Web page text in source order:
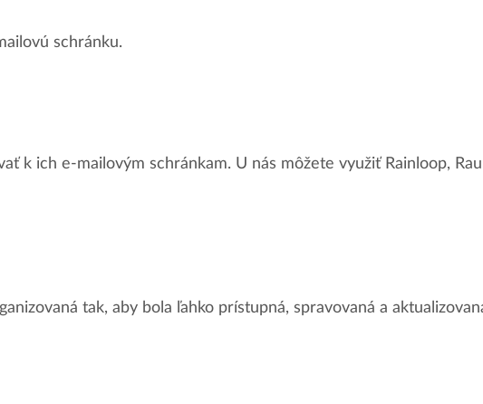
schránku.
k ich e-mailovým schránkam. U nás môžete využiť Rainloop,
tak, aby bola ľahko prístupná, spravovaná a